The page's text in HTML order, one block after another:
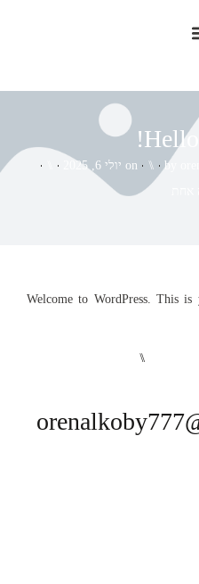
Hello
by
⑊
on יולי 6, 2025
Welcome to WordPress. This
⑊